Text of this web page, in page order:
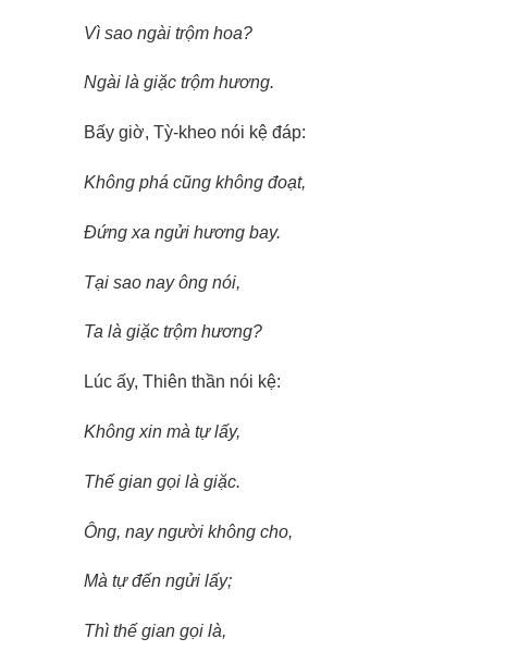
Vì sao ngài trộm hoa?
Ngài là giặc trộm hương.
Bấy giờ, Tỳ-kheo nói kệ đáp:
Không phá cũng không đoạt,
Đứng xa ngửi hương bay.
Tại sao nay ông nói,
Ta là giặc trộm hương?
Lúc ấy, Thiên thần nói kệ:
Không xin mà tự lấy,
Thế gian gọi là giặc.
Ông, nay người không cho,
Mà tự đến ngửi lấy;
Thì thế gian gọi là,